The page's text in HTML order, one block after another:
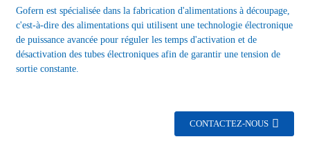
Gofern est spécialisée dans la fabrication d'alimentations à découpage,
c'est-à-dire des alimentations qui utilisent une technologie électronique
de puissance avancée pour réguler les temps d'activation et de
désactivation des tubes électroniques afin de garantir une tension de
sortie constante.
CONTACTEZ-NOUS